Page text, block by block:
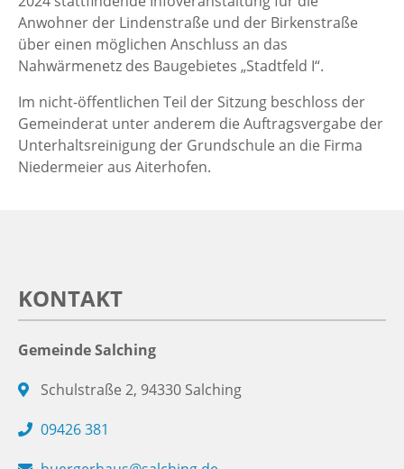
Anwohner der Lindenstraße und der Birkenstraße
über einen möglichen Anschluss an das
Nahwärmenetz des Baugebietes „Stadtfeld I“.
Im nicht-öffentlichen Teil der Sitzung beschloss der
Gemeinderat unter anderem die Auftragsvergabe der
Unterhaltsreinigung der Grundschule an die Firma
Niedermeier aus Aiterhofen.
KONTAKT
Gemeinde Salching
Schulstraße 2, 94330 Salching
09426 381